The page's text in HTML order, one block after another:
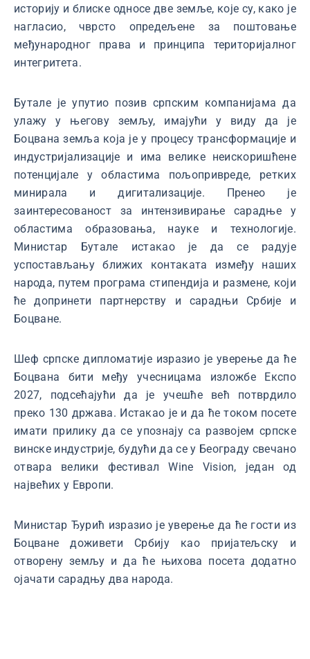
историју и блиске односе две земље, које су, како је
нагласио, чврсто опредељене за поштовање
међународног права и принципа територијалног
интегритета.
Бутале је упутио позив српским компанијама да
улажу у његову земљу, имајући у виду да је
Боцвана земља која је у процесу трансформације и
индустријализације и има велике неискоришћене
потенцијале у областима пољопривреде, ретких
минирала и дигитализације. Пренео је
заинтересованост за интензивирање сарадње у
областима образовања, науке и технологије.
Министар Бутале истакао је да се радује
успостављању ближих контаката између наших
народа, путем програма стипендија и размене, који
ће допринети партнерству и сарадњи Србије и
Боцване.
Шеф српске дипломатије изразио је уверење да ће
Боцвана бити међу учесницама изложбе Експо
2027, подсећајући да је учешће већ потврдило
преко 130 држава. Истакао је и да ће током посете
имати прилику да се упознају са развојем српске
винске индустрије, будући да се у Београду свечано
отвара велики фестивал Wine Vision, један од
највећих у Европи.
Министар Ђурић изразио је уверење да ће гости из
Боцване доживети Србију као пријатељску и
отворену земљу и да ће њихова посета додатно
ојачати сарадњу два народа.